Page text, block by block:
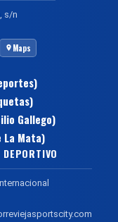
s/n
Maps
Gallego)
La Mata)